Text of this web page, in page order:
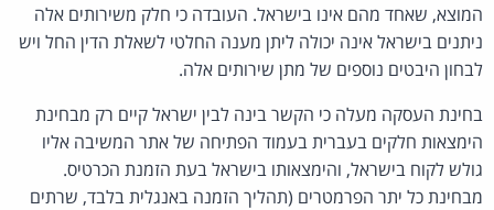
המוצא, שאחד מהם אינו בישראל. העובדה כי חלק משירותים אלה
ניתנים בישראל אינה יכולה ליתן מענה החלטי לשאלת הדין החל ויש
לבחון היבטים נוספים של מתן שירותים אלה.
בחינת העסקה מעלה כי הקשר בינה לבין ישראל קיים רק מבחינת
הימצאות חלקים בעברית בעמוד הפתיחה של אתר המשיבה אליו
גולש לקוח בישראל, והימצאותו בישראל בעת הזמנת הכרטיס.
מבחינת כל יתר הפרמטרים (תהליך הזמנה באנגלית בלבד, שרתים